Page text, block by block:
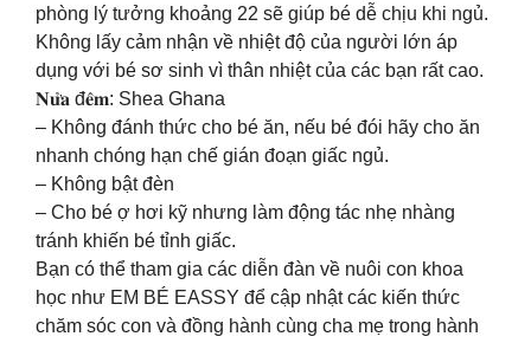
phòng lý tưởng khoảng 22 sẽ giúp bé dễ chịu khi ngủ.
Không lấy cảm nhận về nhiệt độ của người lớn áp
dụng với bé sơ sinh vì thân nhiệt của các bạn rất cao.
𝐍𝐮̛̉𝐚 đ𝐞̂𝐦: Shea Ghana
– Không đánh thức cho bé ăn, nếu bé đói hãy cho ăn
nhanh chóng hạn chế gián đoạn giấc ngủ.
– Không bật đèn
– Cho bé ợ hơi kỹ nhưng làm động tác nhẹ nhàng
tránh khiến bé tỉnh giấc.
Bạn có thể tham gia các diễn đàn về nuôi con khoa
học như EM BÉ EASSY để cập nhật các kiến thức
chăm sóc con và đồng hành cùng cha mẹ trong hành